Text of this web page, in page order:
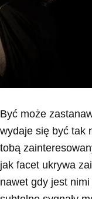
Być może
wydaje się być tak
tobą
jak facet ukrywa
nawet gdy jest nimi